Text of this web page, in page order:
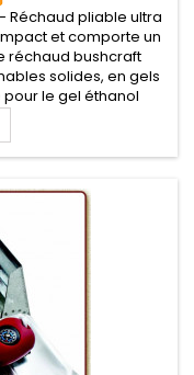
Réchaud pliable ultra
et comporte un
réchaud bushcraft
solides, en gels
le gel éthanol